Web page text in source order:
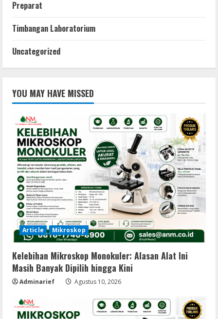
Preparat
Timbangan Laboratorium
Uncategorized
YOU MAY HAVE MISSED
Article Mikroskop
Kelebihan Mikroskop Monokuler: Alasan Alat Ini
Masih Banyak Dipilih hingga Kini
Adminarief Agustus 10, 2026